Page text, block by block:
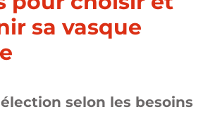
sa vasque
selon les besoins